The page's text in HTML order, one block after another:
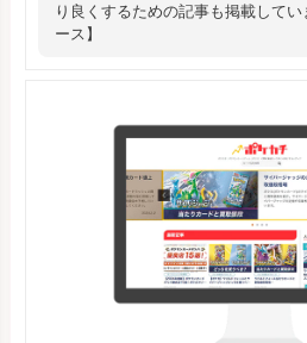
り良くするための記事も掲載してい
ース】